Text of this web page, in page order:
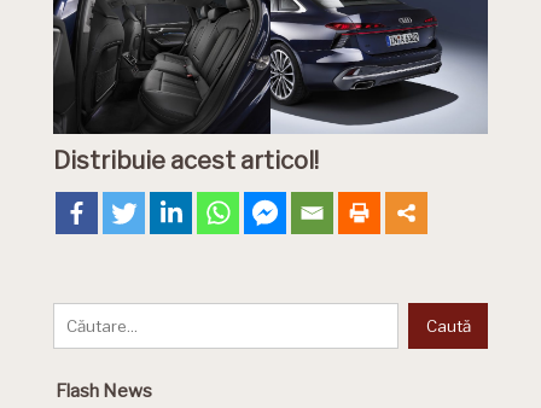
Distribuie acest articol!
Flash News